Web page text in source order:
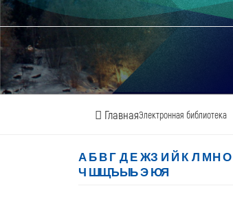
ГлавнаяЭлектронная библиотека
АБВГ ДЕЖЗ И Й К Л МНО
Ч ШЩЪЫЬЭЮЯ